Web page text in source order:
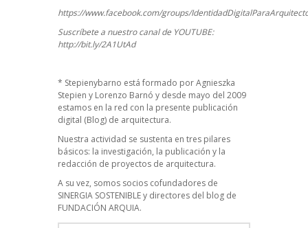
https://www.facebook.com/groups/
Suscríbete a nuestro canal de YOUTUBE:
http://bit.ly/2A1UtAd
* Stepienybarno está formado por Agnieszka
Stepien y Lorenzo Barnó y desde mayo del 2009
estamos en la red con la presente publicación
digital (Blog) de arquitectura.
Nuestra actividad se sustenta en tres pilares
básicos: la investigación, la publicación y la
redacción de proyectos de arquitectura.
A su vez, somos socios cofundadores de
SINERGIA SOSTENIBLEy directores del blog de
FUNDACIÓN ARQUIA.